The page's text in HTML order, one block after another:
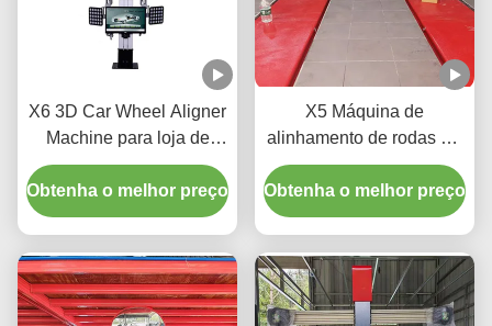
X6 3D Car Wheel Aligner
Machine para loja de
automóveis
Obtenha o melhor preço
X5 Máquina de
alinhamento de rodas 3D
para ajuste de precisão
de pneus
Obtenha o melhor preço